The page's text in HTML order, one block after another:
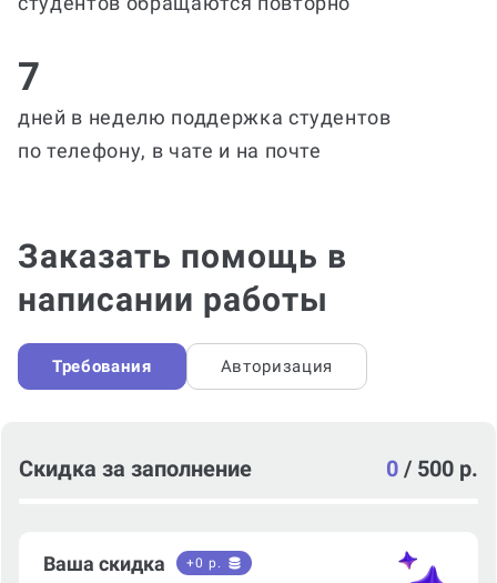
7
дней в неделю поддержка студентов
по телефону, в чате и на почте
Заказать помощь в
написании работы
Требования Авторизация
Скидка за заполнение 0 / 500 р.
Ваша скидка +0 р.